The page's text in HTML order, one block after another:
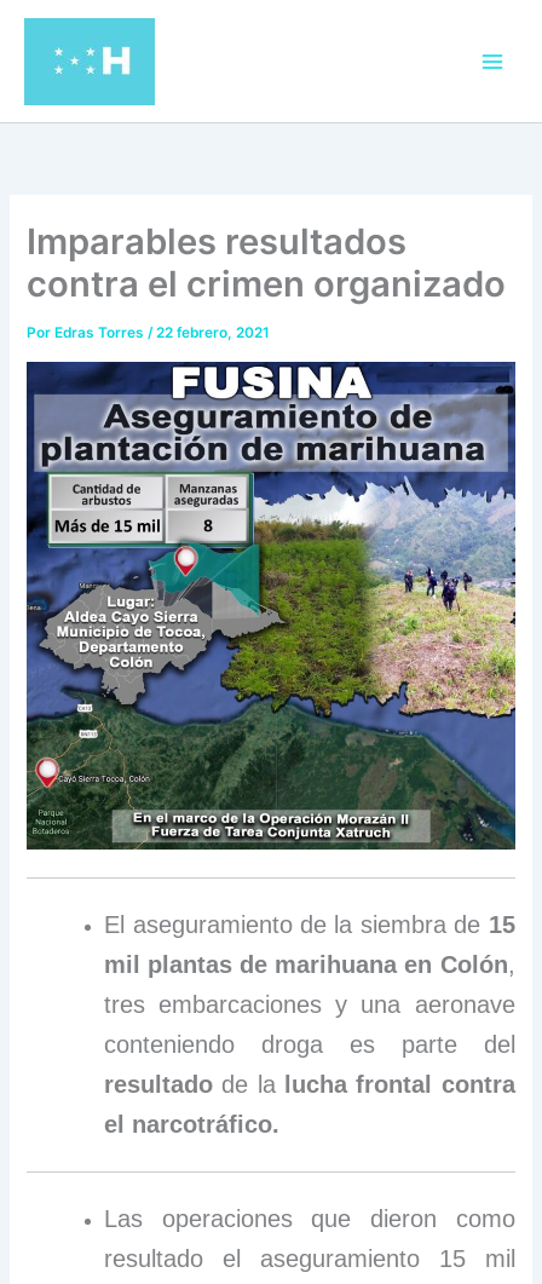
contenido
Imparables resultados
contra el crimen organizado
Por Edras Torres/22 febrero, 2021
El aseguramiento de la siembra de 15
mil plantas de marihuana en Colón,
tres embarcaciones y una aeronave
conteniendo droga es parte del
resultado de la
lucha frontal contra
el narcotráfico.
Las operaciones que dieron como
resultado el aseguramiento 15 mil